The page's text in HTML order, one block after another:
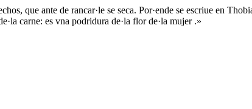
que ante de rancar·le se seca. Por·ende se escriue en
carne: es vna podridura de·la flor de·la mujer .»